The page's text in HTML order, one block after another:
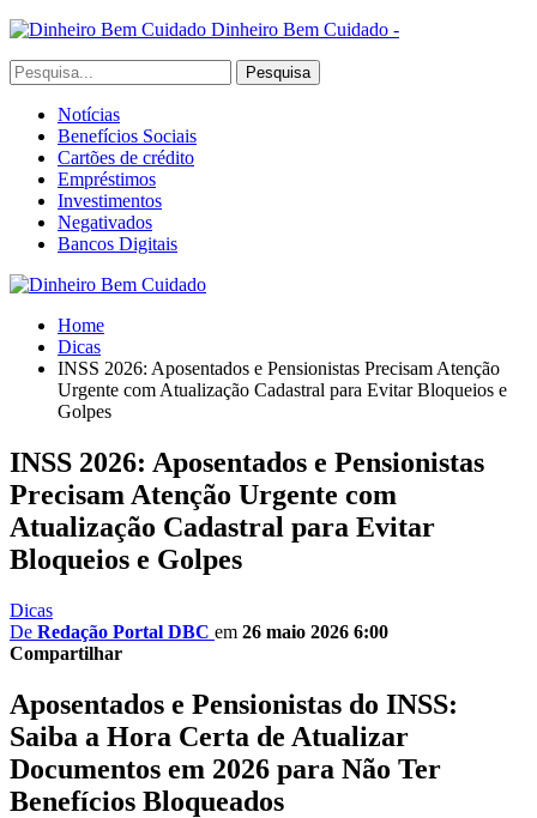
Dinheiro Bem Cuidado -
Notícias
Benefícios Sociais
Cartões de crédito
Empréstimos
Investimentos
Negativados
Bancos Digitais
Home
Dicas
INSS 2026: Aposentados e Pensionistas Precisam Atenção
Urgente com Atualização Cadastral para Evitar Bloqueios e
Golpes
INSS 2026: Aposentados e Pensionistas
Precisam Atenção Urgente com
Atualização Cadastral para Evitar
Bloqueios e Golpes
Dicas
De Redação Portal DBC em 26 maio 2026 6:00
Compartilhar
Aposentados e Pensionistas do INSS:
Saiba a Hora Certa de Atualizar
Documentos em 2026 para Não Ter
Benefícios Bloqueados